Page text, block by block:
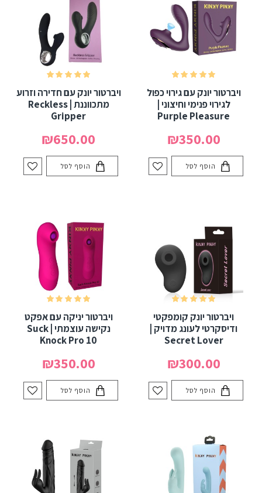
ויברטור יונק עם גירוי כפול
לגירוי פנימי וחיצוני |
Purple Pleasure
₪350.00
הוסף לסל
ויברטור יונק עם חדירה וזרוע
מתכווננת | Reckless
Gripper
₪650.00
הוסף לסל
ויברטור יונק קומפקטי
ודיסקרטי לעונג מדויק |
Secret Lover
₪300.00
הוסף לסל
ויברטור יניקה עם אפקט
נקישה עוצמתי | Suck
Knock Pro 10
₪350.00
הוסף לסל